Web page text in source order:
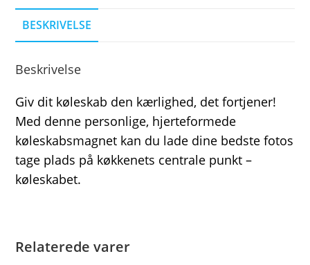
BESKRIVELSE
Beskrivelse
Giv dit køleskab den kærlighed, det fortjener!
Med denne personlige, hjerteformede
køleskabsmagnet kan du lade dine bedste fotos
tage plads på køkkenets centrale punkt –
køleskabet.
Relaterede varer